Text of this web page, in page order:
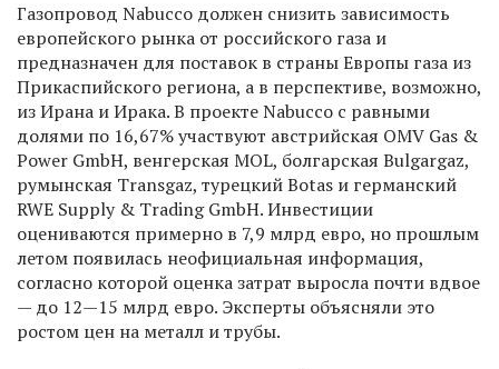
Газопровод Nabucco должен снизить зависимость
европейского рынка от российского газа и
предназначен для поставок в страны Европы газа из
Прикаспийского региона, а в перспективе, возможно,
из Ирана и Ирака. В проекте Nabucco с равными
долями по 16,67% участвуют австрийская OMV Gas &
Power GmbH, венгерская MOL, болгарская Bulgargaz,
румынская Transgaz, турецкий Botas и германский
RWE Supply & Trading GmbH. Инвестиции
оцениваются примерно в 7,9 млрд евро, но прошлым
летом появилась неофициальная информация,
согласно которой оценка затрат выросла почти вдвое
— до 12—15 млрд евро. Эксперты объясняли это
ростом цен на металл и трубы.